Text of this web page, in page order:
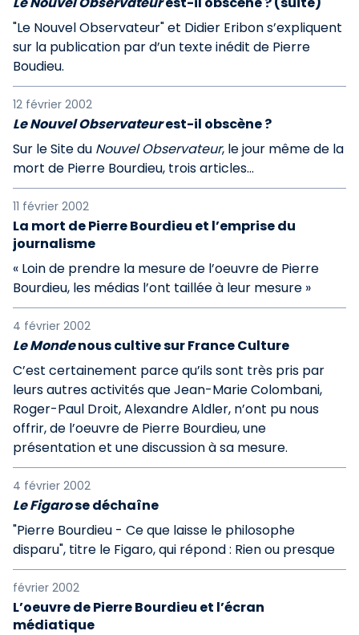
"Le Nouvel Observateur" et Didier Eribon s’expliquent
sur la publication par d’un texte inédit de Pierre
Boudieu.
12 février 2002
Le Nouvel Observateurest-il obscène ?
Sur le Site du Nouvel Observateur, le jour même de la
mort de Pierre Bourdieu, trois articles...
11 février 2002
La mort de Pierre Bourdieu et l’emprise du
journalisme
« Loin de prendre la mesure de l’oeuvre de Pierre
Bourdieu, les médias l’ont taillée à leur mesure »
4 février 2002
Le Mondenous cultive sur France Culture
C’est certainement parce qu’ils sont très pris par
leurs autres activités que Jean-Marie Colombani,
Roger-Paul Droit, Alexandre Aldler, n’ont pu nous
offrir, de l’oeuvre de Pierre Bourdieu, une
présentation et une discussion à sa mesure.
4 février 2002
Le Figarose déchaîne
"Pierre Bourdieu - Ce que laisse le philosophe
disparu", titre le Figaro, qui répond : Rien ou presque
février 2002
L’oeuvre de Pierre Bourdieu et l’écran
médiatique